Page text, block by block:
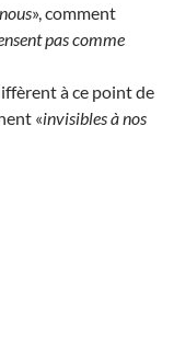
», comment
pas comme
à ce point de
«invisibles à nos